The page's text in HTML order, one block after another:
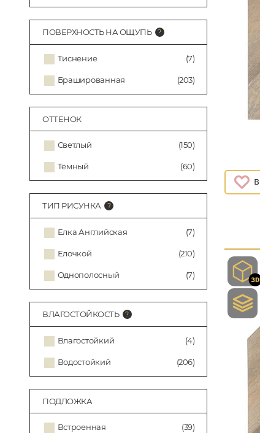
ПОВЕРХНОСТЬ НА ОЩУПЬ
Тиснение (7)
Брашированная (203)
ОТТЕНОК
Светлый (150)
Тёмный (60)
ТИП РИСУНКА
Елка Английская (7)
Елочкой (210)
Однополосный (7)
ВЛАГОСТОЙКОСТЬ
Влагостойкий (4)
Водостойкий (206)
ПОДЛОЖКА
Встроенная (39)